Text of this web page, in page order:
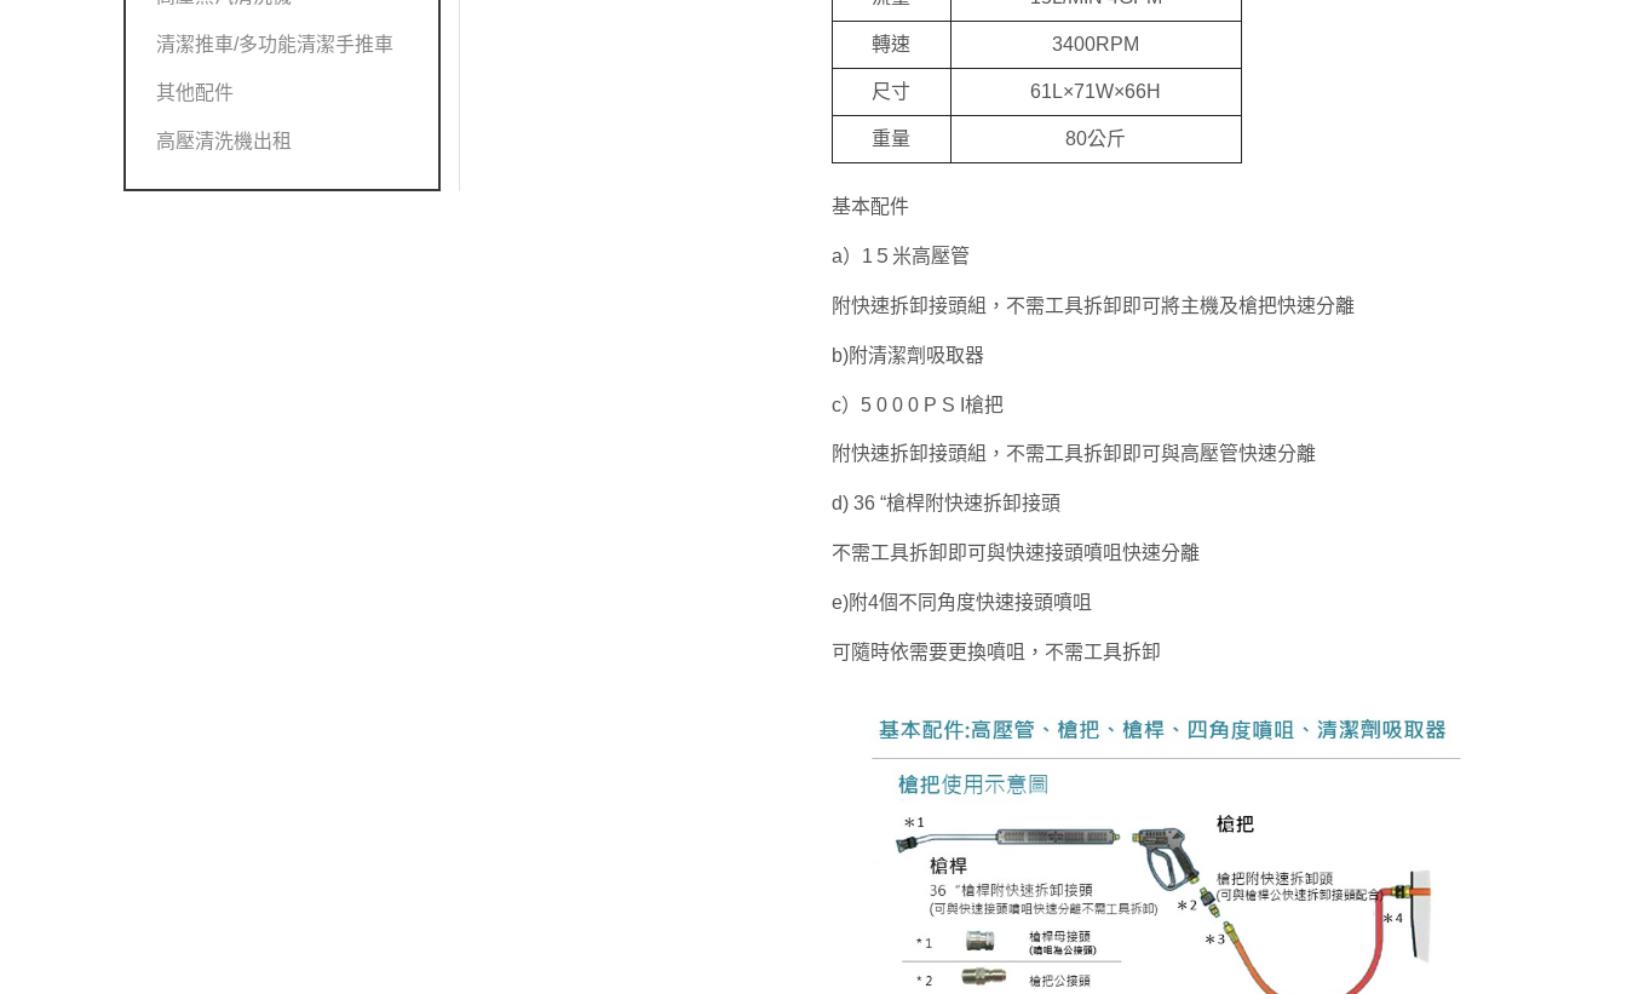
轉速 3400RPM
尺寸 61L×71W×66H
重量 80公斤
基本配件
a）1５米高壓管
附快速拆卸接頭組，不需工具拆卸即可將主機及槍把快速分離
b)附清潔劑吸取器
c）5 0 0 0 P S I槍把
附快速拆卸接頭組，不需工具拆卸即可與高壓管快速分離
d) 36 “槍桿附快速拆卸接頭
不需工具拆卸即可與快速接頭噴咀快速分離
e)附4個不同角度快速接頭噴咀
可隨時依需要更換噴咀，不需工具拆卸
清潔推車/多功能清潔手推車
其他配件
高壓清洗機出租